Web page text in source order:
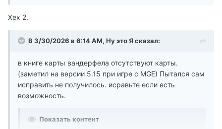
Хех 2.
В 3/30/2026 в 6:14 AM, Ну это Я сказал:
в книге карты вандерфела отсутствуют карты.
(заметил на версии 5.15 при игре с MGE) Пытался сам
исправить не получилось. исравьте если есть
возможность.
Показать контент